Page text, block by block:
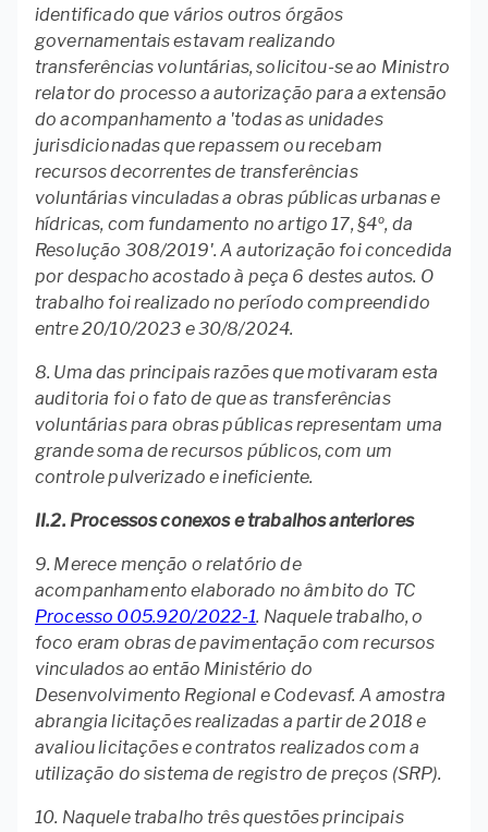
identificado que vários outros órgãos
governamentais estavam realizando
transferências voluntárias, solicitou-se ao Ministro
relator do processo a autorização para a extensão
do acompanhamento a 'todas as unidades
jurisdicionadas que repassem ou recebam
recursos decorrentes de transferências
voluntárias vinculadas a obras públicas urbanas e
hídricas, com fundamento no artigo 17, §4º, da
Resolução 308/2019'. A autorização foi concedida
por despacho acostado à peça 6 destes autos. O
trabalho foi realizado no período compreendido
entre 20/10/2023 e 30/8/2024.
8. Uma das principais razões que motivaram esta
auditoria foi o fato de que as transferências
voluntárias para obras públicas representam uma
grande soma de recursos públicos, com um
controle pulverizado e ineficiente.
II.2. Processos conexos e trabalhos anteriores
9. Merece menção o relatório de
acompanhamento elaborado no âmbito do TC
Processo 005.920/2022-1. Naquele trabalho, o
foco eram obras de pavimentação com recursos
vinculados ao então Ministério do
Desenvolvimento Regional e Codevasf. A amostra
abrangia licitações realizadas a partir de 2018 e
avaliou licitações e contratos realizados com a
utilização do sistema de registro de preços (SRP).
10. Naquele trabalho três questões principais